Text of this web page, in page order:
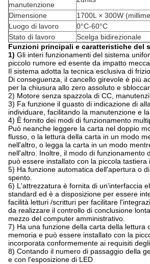
manutenzione
Dimensione
1700L × 300W
Luogo di lavoro
0°C-60°C
Stato di lavoro
Scelga bidirezionale
Funzioni principali e caratteristiche del
1) Gli interi funzionamenti del sistema
piccolo rumore ed esente da impatto
Il sistema adotta la tecnica esclusiva di
Di conseguenza, il cancello girevole è più
per la chiusura allo zero assoluto e
2) Motore senza spazzola di CC,
3) Fa funzione il guasto di indicazione di
individuare, facilitando la manutenzione e
4) È fornito dei modi di funzionamento
Può neanche leggere la carta nel doppio
flusso, o la lettura della carta in un modo
nell'altro, o legga la carta in un modo
nell'altro. Inoltre, il modo di funzionamento
può essere installato con la piccola tastiera
5) Ha funzione automatica dell'apertura o
spento.
6) L'attrezzatura è fornita di un'interfaccia
standard ed è a disposizione per essere
facilità letturi /scritturi per facilitare
da realizzare il controllo di conclusione
mezzo del computer amministrativo.
7) Ha una funzione della carta della lettura
memoria e può essere installato con la
incorporata conformemente ai requisiti degli
8) Contando il numero di passaggio della
e con l'esposizione di LED